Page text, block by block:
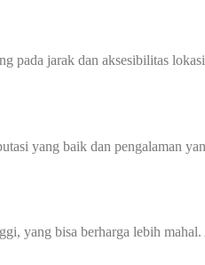
pada jarak dan aksesibilitas
yang baik dan pengalaman
yang bisa berharga lebih